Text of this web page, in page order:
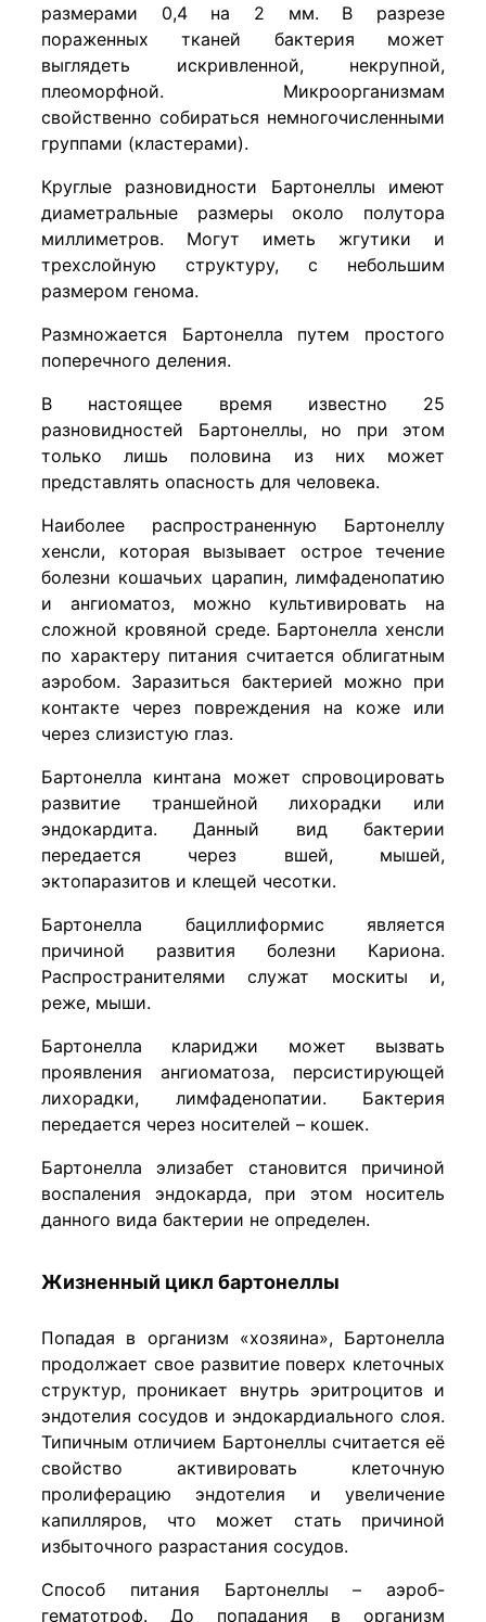
размерами 0,4 на 2 мм. В разрезе
пораженных тканей бактерия может
выглядеть искривленной, некрупной,
плеоморфной. Микроорганизмам
свойственно собираться немногочисленными
группами (кластерами).
Круглые разновидности Бартонеллы имеют
диаметральные размеры около полутора
миллиметров. Могут иметь жгутики и
трехслойную структуру, с небольшим
размером генома.
Размножается Бартонелла путем простого
поперечного деления.
В настоящее время известно 25
разновидностей Бартонеллы, но при этом
только лишь половина из них может
представлять опасность для человека.
Наиболее распространенную Бартонеллу
хенсли, которая вызывает острое течение
болезни кошачьих царапин, лимфаденопатию
и ангиоматоз, можно культивировать на
сложной кровяной среде. Бартонелла хенсли
по характеру питания считается облигатным
аэробом. Заразиться бактерией можно при
контакте через повреждения на коже или
через слизистую глаз.
Бартонелла кинтана может спровоцировать
развитие траншейной лихорадки или
эндокардита. Данный вид бактерии
передается через вшей, мышей,
эктопаразитов и клещей чесотки.
Бартонелла бациллиформис является
причиной развития болезни Кариона.
Распространителями служат москиты и,
реже, мыши.
Бартонелла клариджи может вызвать
проявления ангиоматоза, персистирующей
лихорадки, лимфаденопатии. Бактерия
передается через носителей – кошек.
Бартонелла элизабет становится причиной
воспаления эндокарда, при этом носитель
данного вида бактерии не определен.
Жизненный цикл бартонеллы
Попадая в организм «хозяина», Бартонелла
продолжает свое развитие поверх клеточных
структур, проникает внутрь эритроцитов и
эндотелия сосудов и эндокардиального слоя.
Типичным отличием Бартонеллы считается её
свойство активировать клеточную
пролиферацию эндотелия и увеличение
капилляров, что может стать причиной
избыточного разрастания сосудов.
Способ питания Бартонеллы – аэроб-
гематотроф. До попадания в организм